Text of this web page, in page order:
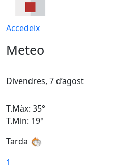
Accedeix
Meteo
Divendres, 7 d’agost
T.Màx: 35°
T.Min: 19°
Tarda
1